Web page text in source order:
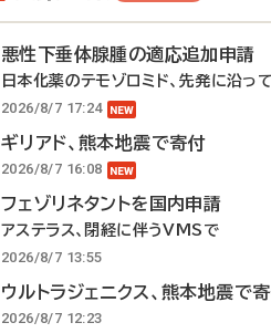
悪性下垂体腺腫の適応追加申請
日本化薬のテモゾロミド、先発に沿って
2026/8/7 17:24
ギリアド、熊本地震で寄付
2026/8/7 16:08
フェゾリネタントを国内申請
アステラス、閉経に伴うVMSで
2026/8/7 13:55
ウルトラジェニクス、熊本地震で
2026/8/7 12:23